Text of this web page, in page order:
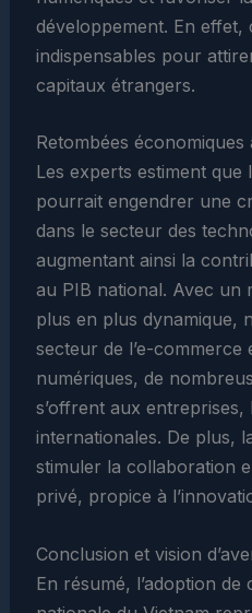
développement. En effet,
indispensables pour
capitaux étrangers.
Retombées économiques
Les experts estiment que
pourrait engendrer une
dans le secteur des
augmentant ainsi la
au PIB national. Avec un
plus en plus dynamique,
secteur de l’e-commerce
numériques, de
s’offrent aux entreprises,
internationales. De plus,
stimuler la collaboration
privé, propice à
Conclusion et vision
En résumé, l’adoption de